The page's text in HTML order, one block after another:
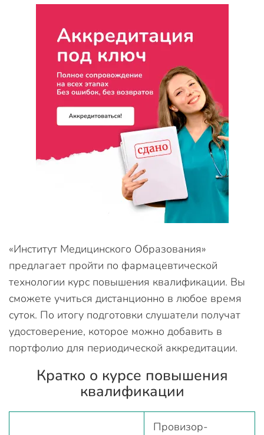
«Институт Медицинского Образования»
предлагает пройти по фармацевтической
технологии курс повышения квалификации. Вы
сможете учиться дистанционно в любое время
суток. По итогу подготовки слушатели получат
удостоверение, которое можно добавить в
портфолио для периодической аккредитации.
Кратко о курсе повышения
квалификации
Провизор-